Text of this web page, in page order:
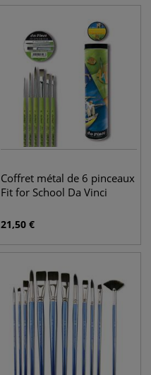
Coffret métal de 6 pinceaux
Fit for School Da Vinci
21,50 €